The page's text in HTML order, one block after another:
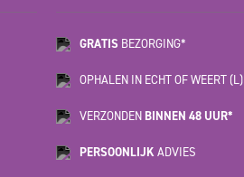
GRATIS BEZORGING*
OPHALEN IN ECHT OF WEERT (L)
VERZONDEN BINNEN 48 UUR*
PERSOONLIJKADVIES